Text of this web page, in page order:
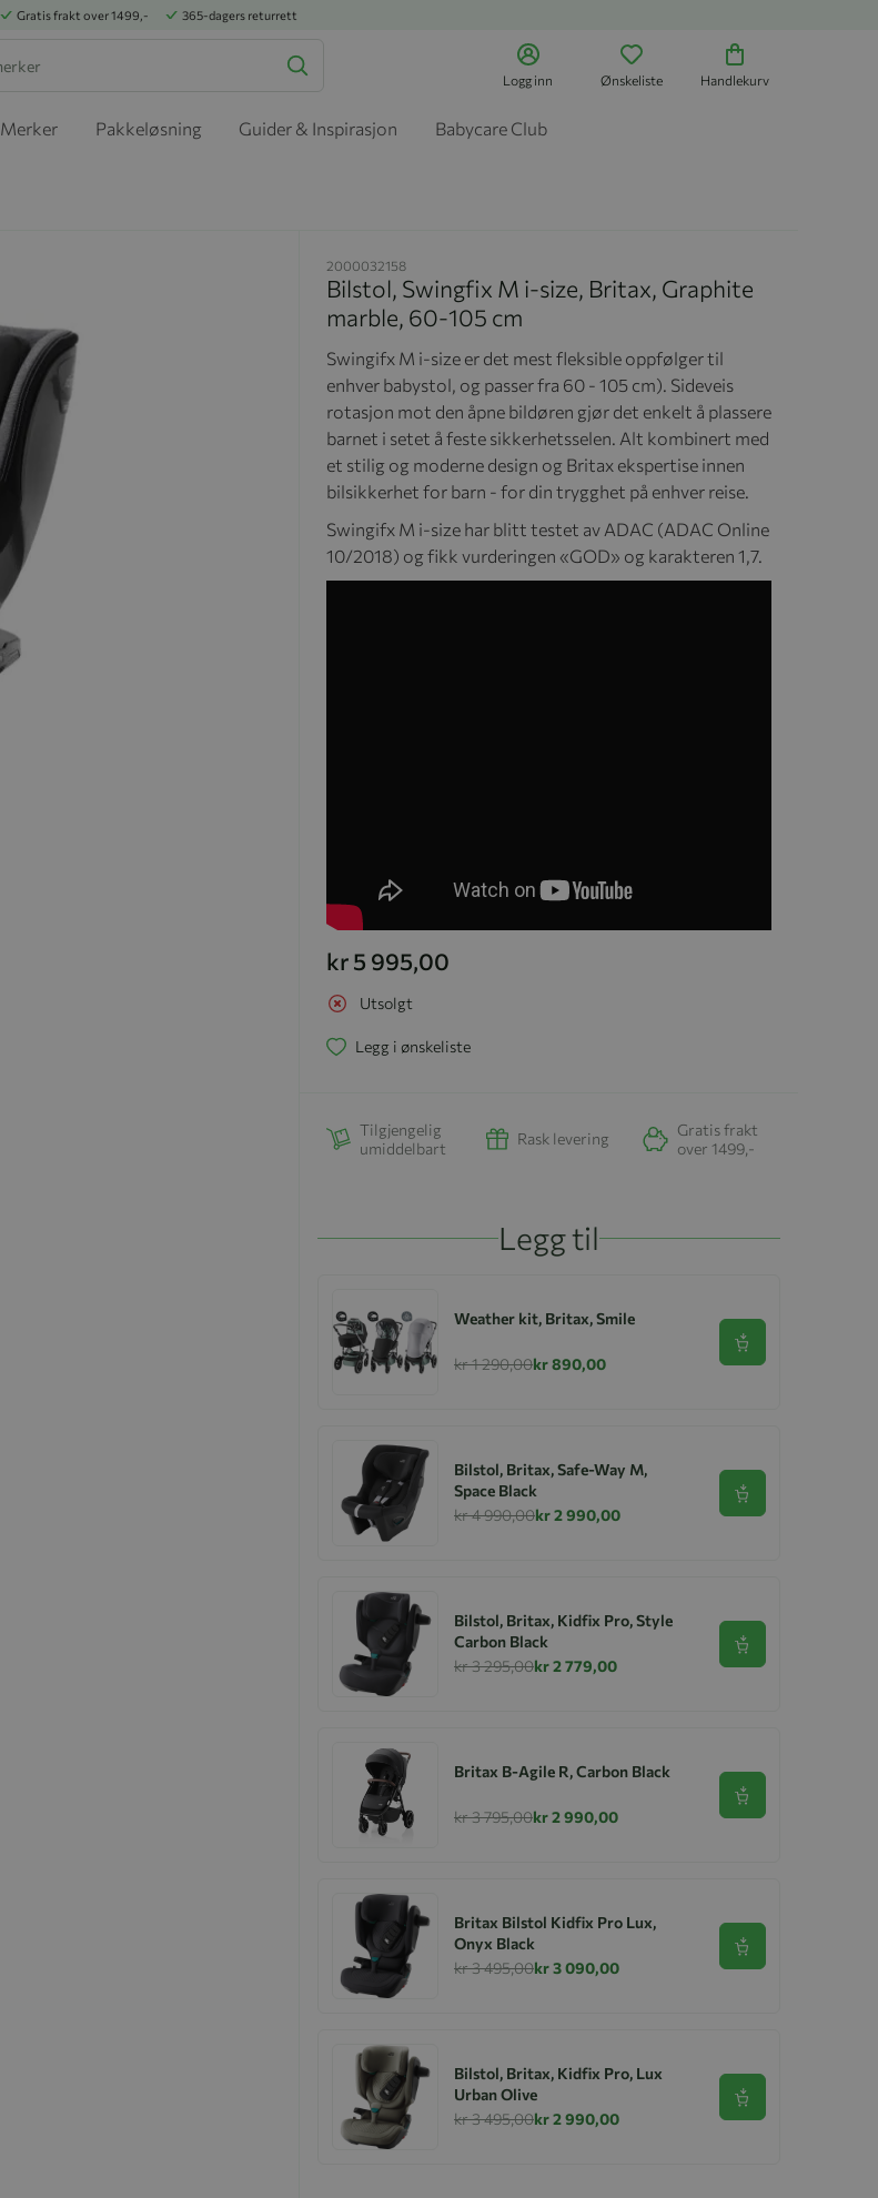
Gratis frakt over 1499,- 365-dagers returrett
Logg inn Ønskeliste Handlekurv
Merker Pakkeløsning Guider & Inspirasjon Babycare Club
2000032158
Bilstol, Swingfix M i-size, Britax, Graphite
marble, 60-105 cm
Swingifx M i-size er det mest fleksible oppfølger til
enhver babystol, og passer fra 60 - 105 cm). Sideveis
rotasjon mot den åpne bildøren gjør det enkelt å plassere
barnet i setet å feste sikkerhetsselen. Alt kombinert med
et stilig og moderne design og Britax ekspertise innen
bilsikkerhet for barn - for din trygghet på enhver reise.
Swingifx M i-size har blitt testet av ADAC (ADAC Online
10/2018) og fikk vurderingen «GOD» og karakteren 1,7.
kr 5 995,00
Utsolgt
Legg i ønskeliste
Tilgjengelig
umiddelbart
Rask levering
Gratis frakt
over 1499,-
Legg til
Weather kit, Britax, Smile
kr 1 290,00kr 890,00
Se produkt
Bilstol, Britax, Safe-Way M,
Space Black
kr 4 990,00kr 2 990,00
Se produkt
Bilstol, Britax, Kidfix Pro, Style
Carbon Black
kr 3 295,00kr 2 779,00
Se produkt
Britax B-Agile R, Carbon Black
kr 3 795,00kr 2 990,00
Se produkt
Britax Bilstol Kidfix Pro Lux,
Onyx Black
kr 3 495,00kr 3 090,00
Se produkt
Bilstol, Britax, Kidfix Pro, Lux
Urban Olive
kr 3 495,00kr 2 990,00
Se produkt